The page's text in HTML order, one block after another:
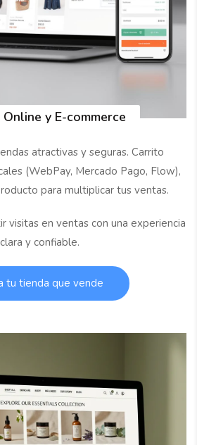
y E-commerce
atractivas y seguras. Carrito
(WebPay, Mercado Pago, Flow),
para multiplicar tus ventas.
visitas en ventas con una experiencia
clara y confiable.
tu tienda que vende